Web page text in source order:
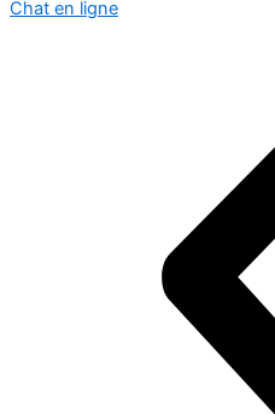
Chat en ligne